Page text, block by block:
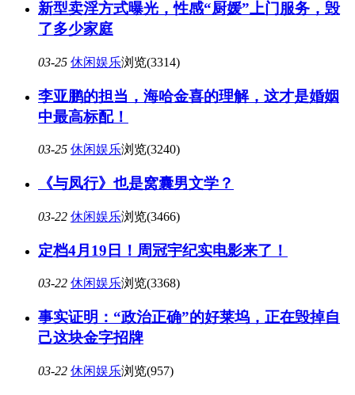
新型卖淫方式曝光，性感“厨媛”上门服务，毁
了多少家庭
03-25 休闲娱乐浏览(3314)
李亚鹏的担当，海哈金喜的理解，这才是婚姻
中最高标配！
03-25 休闲娱乐浏览(3240)
《与凤行》也是窝囊男文学？
03-22 休闲娱乐浏览(3466)
定档4月19日！周冠宇纪实电影来了！
03-22 休闲娱乐浏览(3368)
事实证明：“政治正确”的好莱坞，正在毁掉自
己这块金字招牌
03-22 休闲娱乐浏览(957)